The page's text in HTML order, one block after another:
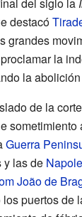
destacó
grandes
la
la
de la
sometimiento
Guerra
y las de
João de
los puertos de